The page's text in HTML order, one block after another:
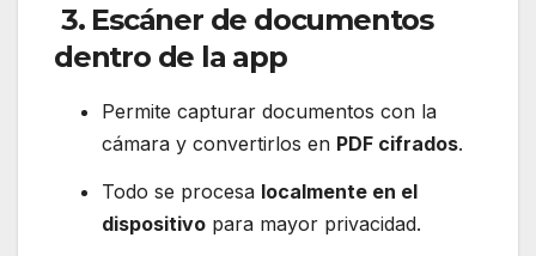
3. Escáner de documentos
dentro de la app
Permite capturar documentos con la
cámara y convertirlos en PDF cifrados.
Todo se procesa localmente en el
dispositivo para mayor privacidad.